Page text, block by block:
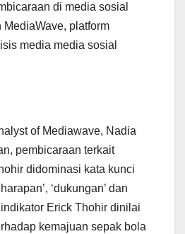
di media sosial
platform
media media sosial
of Mediawave, Nadia
pembicaraan terkait
didominasi kata kunci
‘dukungan’ dan
indikator Erick Thohir dinilai
kemajuan sepak bola